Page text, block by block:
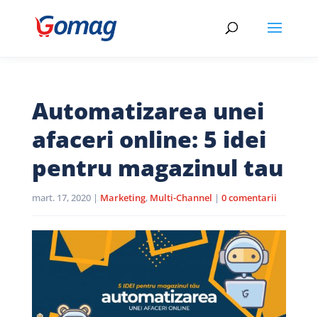
Automatizarea unei
afaceri online: 5 idei
pentru magazinul tau
mart. 17, 2020| Marketing, Multi-Channel | 0 comentarii